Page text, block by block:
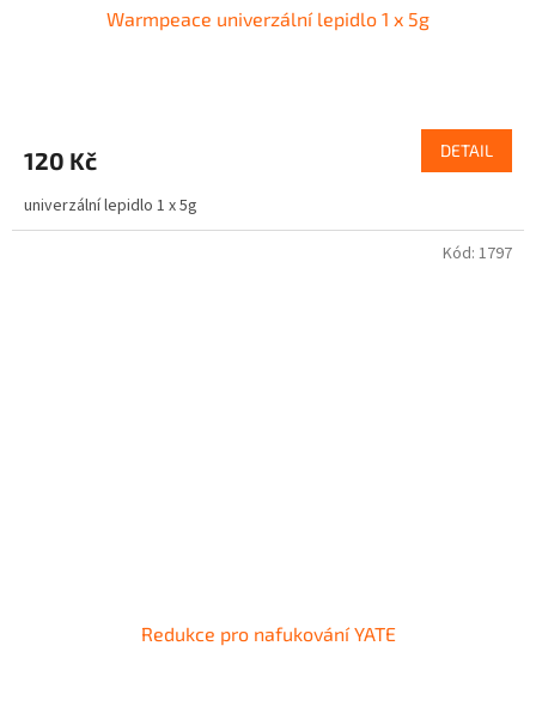
Warmpeace univerzální lepidlo 1 x 5g
120 Kč DETAIL
univerzální lepidlo 1 x 5g
Redukce pro nafukování YATE
Kód: 1797